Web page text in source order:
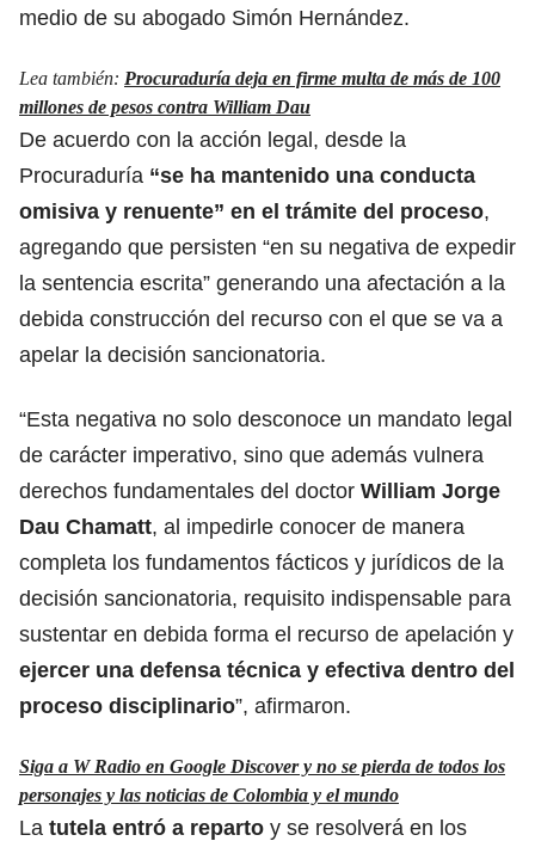
medio de su abogado Simón Hernández.
Lea también: Procuraduría deja en firme multa de más de 100
millones de pesos contra William Dau
De acuerdo con la acción legal, desde la
Procuraduría “se ha mantenido una conducta
omisiva y renuente” en el trámite del proceso,
agregando que persisten “en su negativa de expedir
la sentencia escrita” generando una afectación a la
debida construcción del recurso con el que se va a
apelar la decisión sancionatoria.
“Esta negativa no solo desconoce un mandato legal
de carácter imperativo, sino que además vulnera
derechos fundamentales del doctor William Jorge
Dau Chamatt, al impedirle conocer de manera
completa los fundamentos fácticos y jurídicos de la
decisión sancionatoria, requisito indispensable para
sustentar en debida forma el recurso de apelación y
ejercer una defensa técnica y efectiva dentro del
proceso disciplinario”, afirmaron.
Siga a W Radio en Google Discover y no se pierda de todos los
personajes y las noticias de Colombia y el mundo
La tutela entró a reparto y se resolverá en los